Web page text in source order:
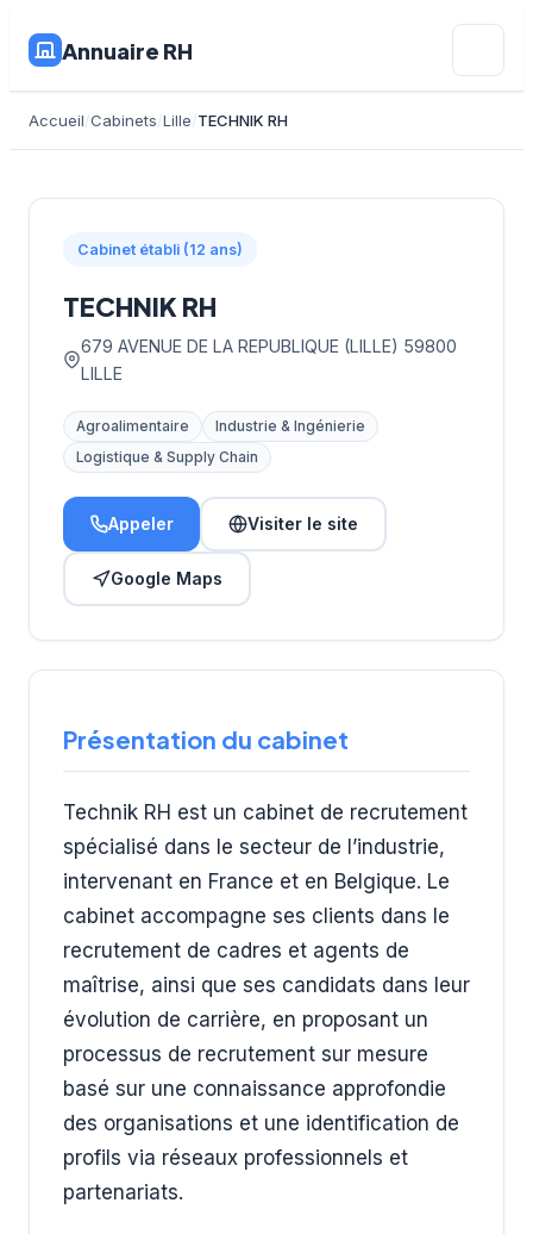
Annuaire RH
Accueil Cabinets Lille TECHNIK RH
Cabinet établi (12 ans)
TECHNIK RH
679 AVENUE DE LA REPUBLIQUE (LILLE) 59800
LILLE
Agroalimentaire
Industrie & Ingénierie
Logistique & Supply Chain
Appeler Visiter le site
Google Maps
Présentation du cabinet
Technik RH est un cabinet de recrutement
spécialisé dans le secteur de l’industrie,
intervenant en France et en Belgique. Le
cabinet accompagne ses clients dans le
recrutement de cadres et agents de
maîtrise, ainsi que ses candidats dans leur
évolution de carrière, en proposant un
processus de recrutement sur mesure
basé sur une connaissance approfondie
des organisations et une identification de
profils via réseaux professionnels et
partenariats.